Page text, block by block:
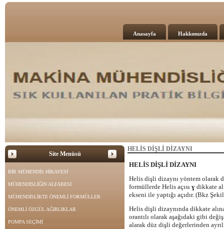
Anasayfa Hakkımızda
Site Menüsü
BİR MÜHENDİS HİKAYESİ
MÜHENDİSLİĞİN ALFABESİ
MÜHENDİSLİKTE ÖNEMLİ FORMÜLLER
ÖNEMLİ ÖZGÜL AĞIRLIKLAR
POMPA SEÇİMİ
HELİS DİŞLİ DİZAYNI
HELİS DİŞLİ DİZAYNI
Helis dişli dizaynı yöntem olarak
formüllerde Helis açısı ɣ dikkate
ekseni ile yaptığı açıdır. (Bkz
Helis dişli dizaynında dikkate
orantılı olarak aşağıdaki gibi
alarak düz dişli değerlerinden